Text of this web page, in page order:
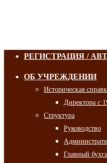
РЕГИСТРАЦИЯ /
ОБ УЧРЕЖДЕНИИ
Историческая
Директора с
Структура
Руководство
Главный